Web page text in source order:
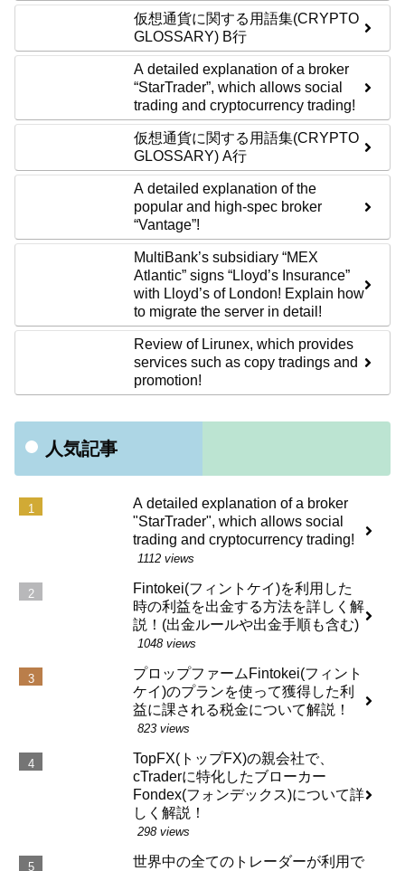
仮想通貨に関する用語集(CRYPTO
GLOSSARY) B行
A detailed explanation of a broker
“StarTrader”, which allows social
trading and cryptocurrency trading!
仮想通貨に関する用語集(CRYPTO
GLOSSARY) A行
A detailed explanation of the
popular and high-spec broker
“Vantage”!
MultiBank’s subsidiary “MEX
Atlantic” signs “Lloyd’s Insurance”
with Lloyd’s of London! Explain how
to migrate the server in detail!
Review of Lirunex, which provides
services such as copy tradings and
promotion!
人気記事
A detailed explanation of a broker
"StarTrader", which allows social
trading and cryptocurrency trading!
1112 views
Fintokei(フィントケイ)を利用した
時の利益を出金する方法を詳しく解
説！(出金ルールや出金手順も含む)
1048 views
プロップファームFintokei(フィント
ケイ)のプランを使って獲得した利
益に課される税金について解説！
823 views
TopFX(トップFX)の親会社で、
cTraderに特化したブローカー
Fondex(フォンデックス)について詳
しく解説！
298 views
世界中の全てのトレーダーが利用で